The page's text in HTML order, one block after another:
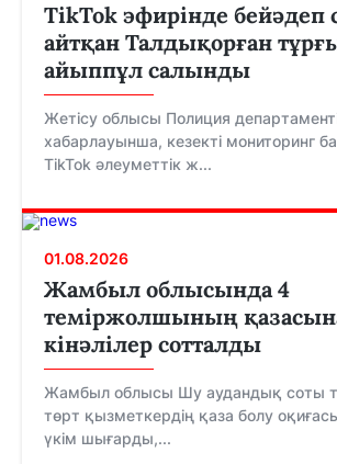
TikTok эфирінде бейәдеп
айтқан Талдықорған
айыппұл салынды
Жетісу облысы Полиция
хабарлауынша, кезекті мониторинг
TikTok әлеуметтік ж...
01.08.2026
Жамбыл облысында 4
теміржолшының
кінәлілер сотталды
Жамбыл облысы Шу аудандық соты
төрт қызметкердің қаза болу
үкім шығарды,...